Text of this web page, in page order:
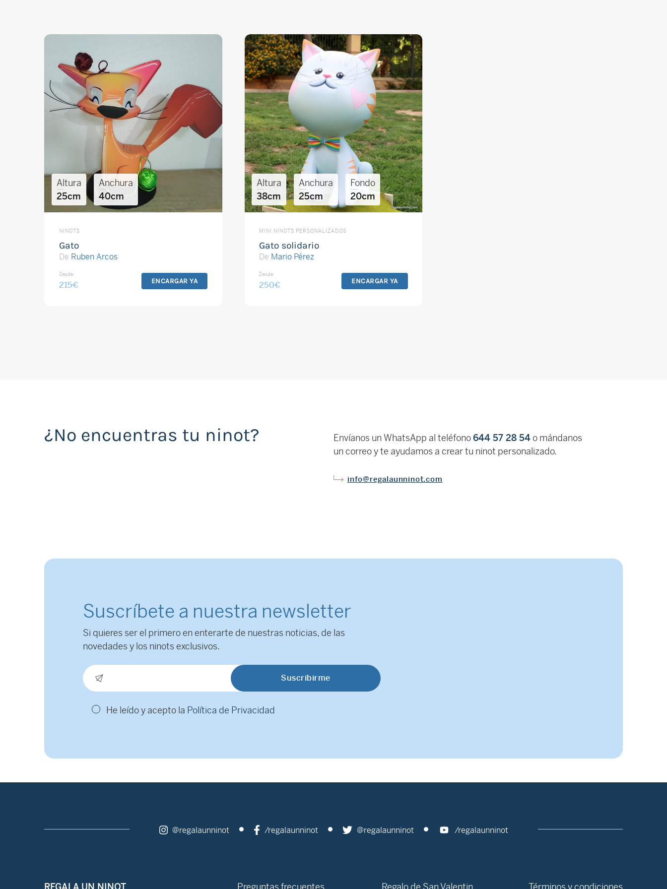
Altura
25cm
Anchura
40cm
NINOTS
Gato
De Ruben Arcos
Desde:
215€ ENCARGAR YA
Altura
38cm
Anchura
25cm
Fondo
20cm
MINI NINOTS PERSONALIZADOS
Gato solidario
De Mario Pérez
Desde:
250€ ENCARGAR YA
¿No encuentras tu ninot? Envíanos un WhatsApp al teléfono644 57 28 54 o mándanos
un correo y te ayudamos a crear tu ninot personalizado.
info@regalaunninot.com
Suscríbete a nuestra newsletter
Si quieres ser el primero en enterarte de nuestras noticias, de las
novedades y los ninots exclusivos.
He leído y acepto la Política de Privacidad
@regalaunninot /regalaunninot @regalaunninot /regalaunninot